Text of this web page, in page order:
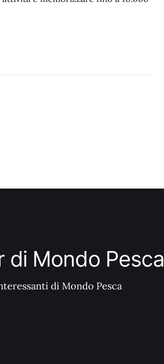
di Mondo Pesca
di Mondo Pesca